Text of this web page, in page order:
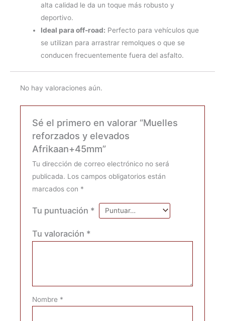
alta calidad le da un toque más robusto y
deportivo.
Ideal para off-road: Perfecto para vehículos que
se utilizan para arrastrar remolques o que se
conducen frecuentemente fuera del asfalto.
No hay valoraciones aún.
Sé el primero en valorar “Muelles
reforzados y elevados
Afrikaan+45mm”
Tu dirección de correo electrónico no será
publicada. Los campos obligatorios están
marcados con *
Tu puntuación *
Tu valoración *
Nombre *